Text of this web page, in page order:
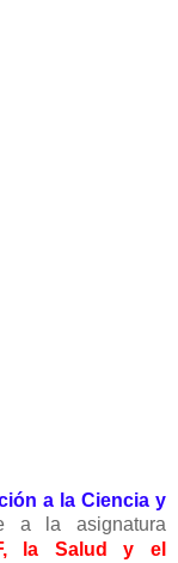
a la Ciencia y
a la asignatura
la Salud y el